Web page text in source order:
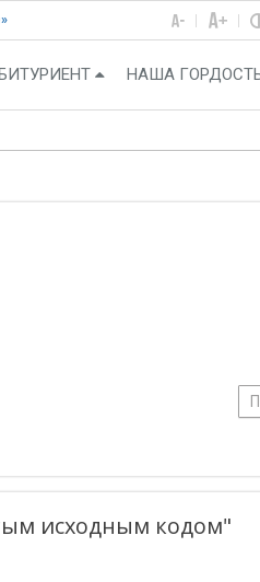
НАША
исходным кодом"